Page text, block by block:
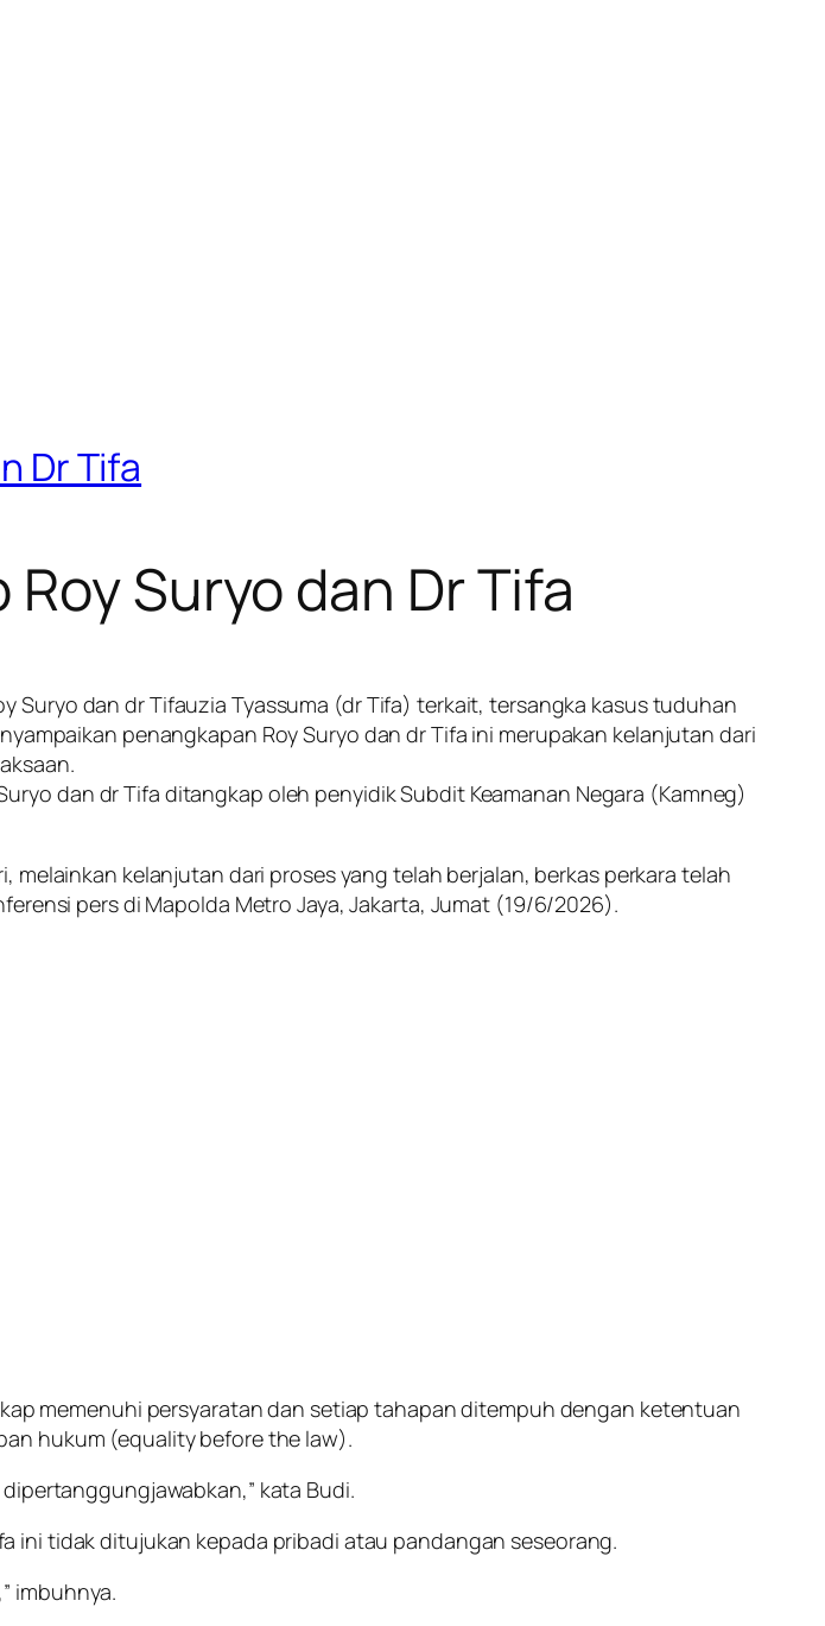
Dr Tifa
Suryo dan Dr Tifa
Suryo dan dr Tifauzia Tyassuma (dr Tifa) terkait, tersangka kasus tuduhan
penangkapan Roy Suryo dan dr Tifa ini merupakan kelanjutan dari
dan dr Tifa ditangkap oleh penyidik Subdit Keamanan Negara (Kamneg)
kelanjutan dari proses yang telah berjalan, berkas perkara telah
pers di Mapolda Metro Jaya, Jakarta, Jumat (19/6/2026).
memenuhi persyaratan dan setiap tahapan ditempuh dengan ketentuan
hukum (equality before the law).
kata Budi.
ini tidak ditujukan kepada pribadi atau pandangan seseorang.
imbuhnya.